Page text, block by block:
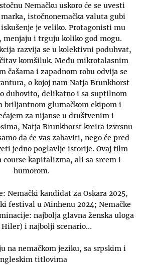
Nemačku uskoro će se uvesti
istočnonemačka valuta gubi
je veliko. Protagonisti mu
menjaju i trguju koliko god mogu.
razvija se u kolektivni poduhvat,
komšiluk. Među mikrotalasnim
čašama i zapadnom robu odvija se
o kojoj nam Natja Brunkhorst
duhovito, delikatno i sa suptilnom
briljantnom glumačkom ekipom i
za nijanse u društvenim i
Natja Brunkhorst kreira izvrsnu
da će vas zabaviti, nego će pred
jedno poglavlje istorije. Ovaj film
course kapitalizma, ali sa srcem i
humorom.
Nemački kandidat za Oskara 2025,
festival u Minhenu 2024; Nemačke
najbolja glavna ženska uloga
Hiler) i najbolji scenario…
na nemačkom jeziku, sa srpskim i
titlovima